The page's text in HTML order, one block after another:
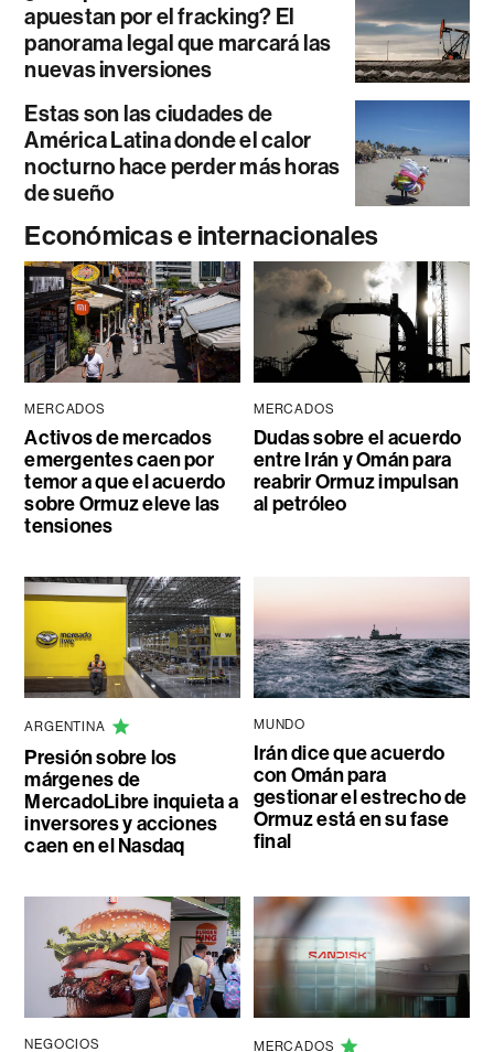
apuestan por el fracking? El
panorama legal que marcará las
nuevas inversiones
Estas son las ciudades de
América Latina donde el calor
nocturno hace perder más horas
de sueño
Económicas e internacionales
MERCADOS
Activos de mercados
emergentes caen por
temor a que el acuerdo
sobre Ormuz eleve las
tensiones
MERCADOS
Dudas sobre el acuerdo
entre Irán y Omán para
reabrir Ormuz impulsan
al petróleo
ARGENTINA
Presión sobre los
márgenes de
MercadoLibre inquieta a
inversores y acciones
caen en el Nasdaq
MUNDO
Irán dice que acuerdo
con Omán para
gestionar el estrecho de
Ormuz está en su fase
final
NEGOCIOS MERCADOS